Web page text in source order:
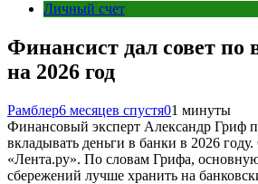
Личный счет
Финансист дал совет по
на 2026 год
Рамблер6 месяцев спустя01 минуты
Финансовый эксперт Александр Гриф
вкладывать деньги в банки в 2026
«Лента.ру». По словам Грифа,
сбережений лучше хранить на